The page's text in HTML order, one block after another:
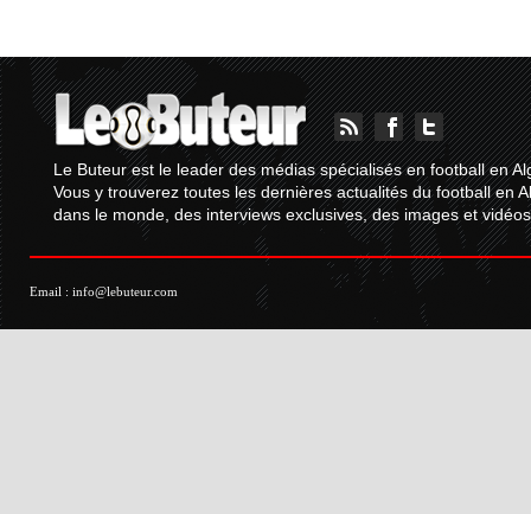
Le Buteur est le leader des médias spécialisés en football en
Vous y trouverez toutes les dernières actualités du football en
dans le monde, des interviews exclusives, des images et
Email : info@lebuteur.com